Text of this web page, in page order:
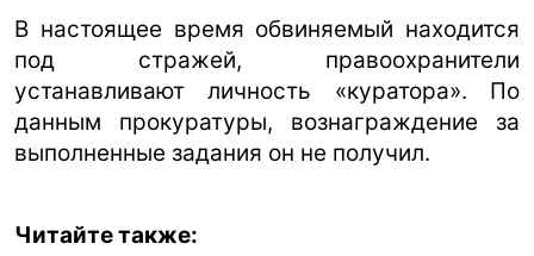
В настоящее время обвиняемый находится
под стражей, правоохранители
устанавливают личность «куратора». По
данным прокуратуры, вознаграждение за
выполненные задания он не получил.
Читайте также: